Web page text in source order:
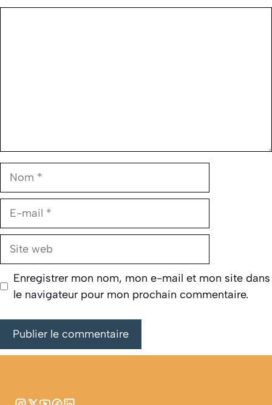
Nom
E-
Site
Enregistrer mon nom, mon e-mail et mon site dans
le navigateur pour mon prochain commentaire.